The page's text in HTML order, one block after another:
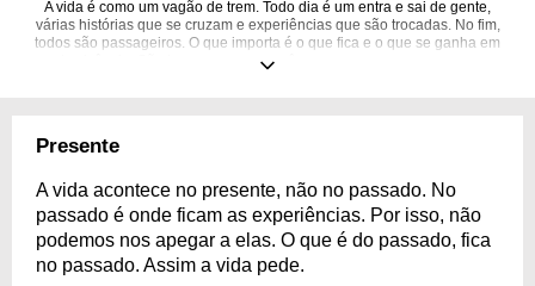
A vida é como um vagão de trem. Todo dia é um entra e sai de gente,
várias histórias que se cruzam e experiências que são trocadas. No fim,
todos são passageiros. O que importa é o que fica e o que se ganha em
cada vivência. São bagagens que você carrega para sempre em suas
Presente
A vida acontece no presente, não no passado. No
passado é onde ficam as experiências. Por isso, não
podemos nos apegar a elas. O que é do passado, fica
no passado. Assim a vida pede.